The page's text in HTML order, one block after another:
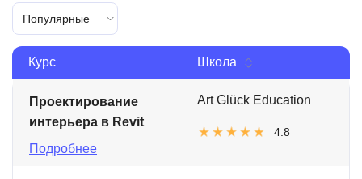
Популярные
Курс Школа
Проектирование
интерьера в Revit
Подробнее
Art Glück Education
4.8